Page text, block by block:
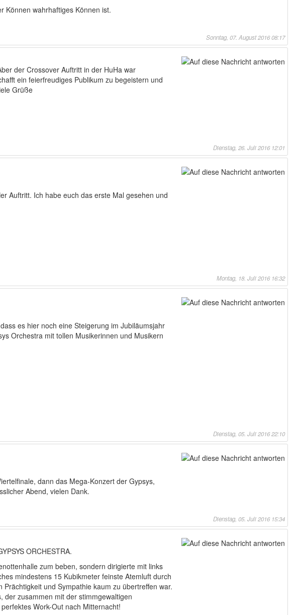
Können wahrhaftiges Können ist.
Sonntag, 07. August 2016 08:17
der Crossover Auftritt in der HuHa war
ein feierfreudiges Publikum zu begeistern und
Grüße
Dienstag, 26. Juli 2016 12:01
Auftritt. Ich habe euch das erste Mal gesehen und
Montag, 18. Juli 2016 16:32
es hier noch eine Steigerung im Jubiläumsjahr
Orchestra mit tollen Musikerinnen und Musikern
Dienstag, 05. Juli 2016 22:10
dann das Mega-Konzert der Gypsys,
Abend, vielen Dank.
Dienstag, 05. Juli 2016 15:34
ORCHESTRA.
zum beben, sondern dirigierte mit links
mindestens 15 Kubikmeter feinste Atemluft durch
und Sympathie kaum zu übertreffen war.
der zusammen mit der stimmgewaltigen
Work-Out nach Mitternacht!